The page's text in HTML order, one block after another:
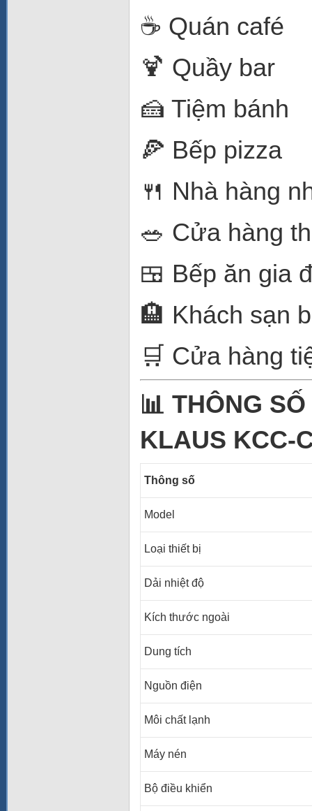
☕ Quán café
🍹 Quầy bar
🍰 Tiệm bánh
🍕 Bếp pizza
🍴 Nhà hàng
🥗 Cửa hàng
🍱 Bếp ăn gia
🏨 Khách sạn
🛒 Cửa hàng
📊 THÔNG
KLAUS KCC-
Thông số
Model
Loại thiết bị
Dải nhiệt độ
Kích thước ngoài
Dung tích
Nguồn điện
Môi chất lạnh
Máy nén
Bộ điều khiển